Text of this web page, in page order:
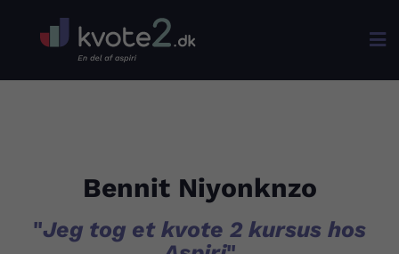

Bennit Niyonknzo
"Jeg tog et kvote 2 kursus hos